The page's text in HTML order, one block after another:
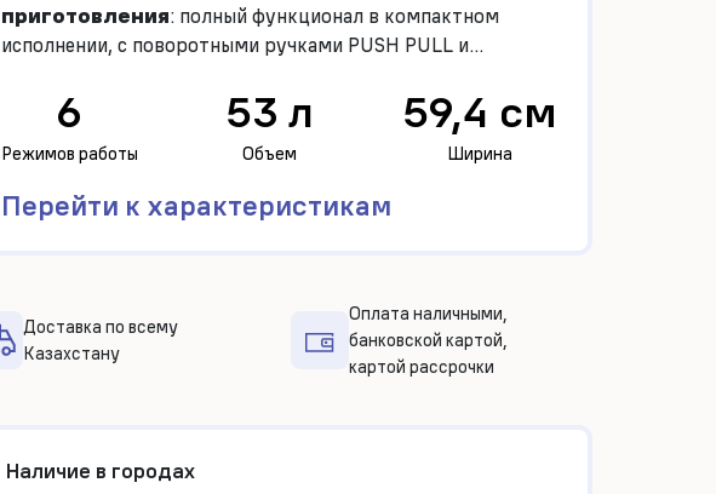
приготовления: полный функционал в компактном
исполнении, с поворотными ручками PUSH PULL и
6
Режимов работы
53 л
Объем
59,4 см
Ширина
Перейти к характеристикам
Доставка по всему
Казахстану
Оплата наличными,
банковской картой,
картой рассрочки
Наличие в городах